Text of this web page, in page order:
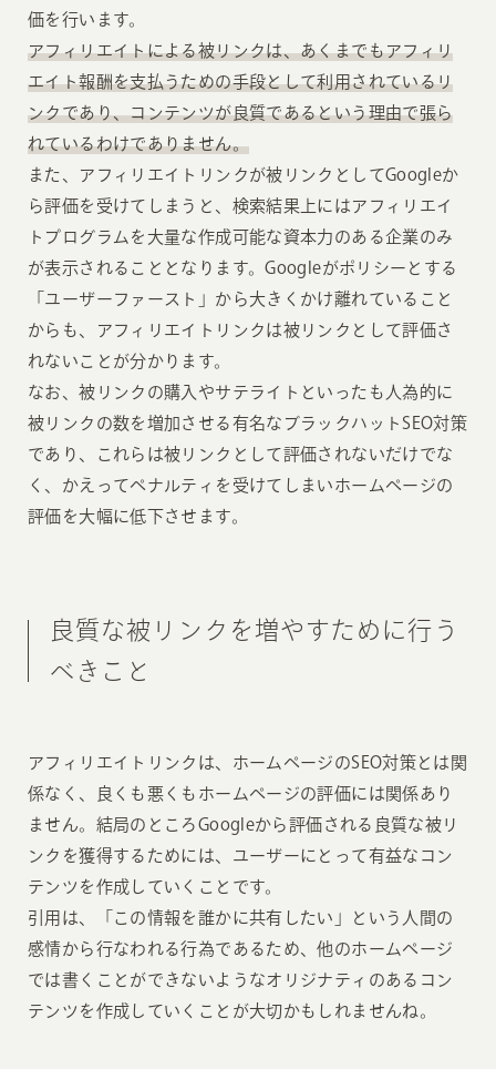
価を行います。
アフィリエイトによる被リンクは、あくまでもアフィリ
エイト報酬を支払うための手段として利用されているリ
ンクであり、コンテンツが良質であるという理由で張ら
れているわけでありません。
また、アフィリエイトリンクが被リンクとしてGoogleか
ら評価を受けてしまうと、検索結果上にはアフィリエイ
トプログラムを大量な作成可能な資本力のある企業のみ
が表示されることとなります。Googleがポリシーとする
「ユーザーファースト」から大きくかけ離れていること
からも、アフィリエイトリンクは被リンクとして評価さ
れないことが分かります。
なお、被リンクの購入やサテライトといったも人為的に
被リンクの数を増加させる有名なブラックハットSEO対策
であり、これらは被リンクとして評価されないだけでな
く、かえってペナルティを受けてしまいホームページの
評価を大幅に低下させます。
良質な被リンクを増やすために行う
べきこと
アフィリエイトリンクは、ホームページのSEO対策とは関
係なく、良くも悪くもホームページの評価には関係あり
ません。結局のところGoogleから評価される良質な被リ
ンクを獲得するためには、ユーザーにとって有益なコン
テンツを作成していくことです。
引用は、「この情報を誰かに共有したい」という人間の
感情から行なわれる行為であるため、他のホームページ
では書くことができないようなオリジナティのあるコン
テンツを作成していくことが大切かもしれませんね。